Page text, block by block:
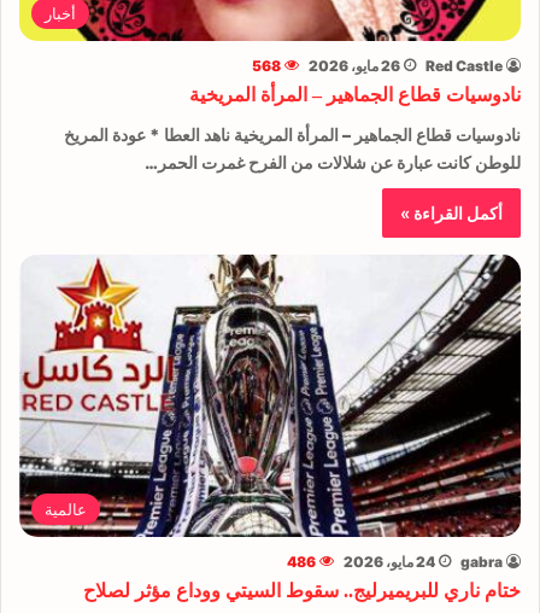
أخبار
Red Castle 26 مايو، 2026 568
نادوسيات قطاع الجماهير – المرأة المريخية
نادوسيات قطاع الجماهير – المرأة المريخية ناهد العطا * عودة المريخ
للوطن كانت عبارة عن شلالات من الفرح غمرت الحمر…
أكمل القراءة »
عالمية
gabra 24 مايو، 2026 486
ختام ناري للبريميرليج.. سقوط السيتي ووداع مؤثر لصلاح